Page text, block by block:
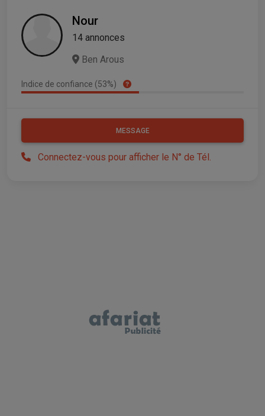
Nour
14 annonces
Ben Arous
Indice de confiance (53%)
MESSAGE
Connectez-vous pour afficher le N° de Tél.